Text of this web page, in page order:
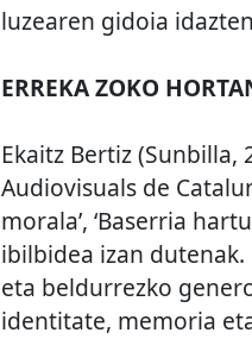
luzearen gidoia
ERREKA ZOKO
Ekaitz Bertiz (Sunbilla,
Audiovisuals de
morala’, ‘Baserria
ibilbidea izan
eta beldurrezko
identitate, memoria